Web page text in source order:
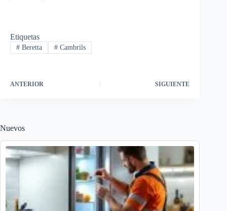
Etiquetas
#Beretta #Cambrils
ANTERIOR SIGUIENTE
Nuevos